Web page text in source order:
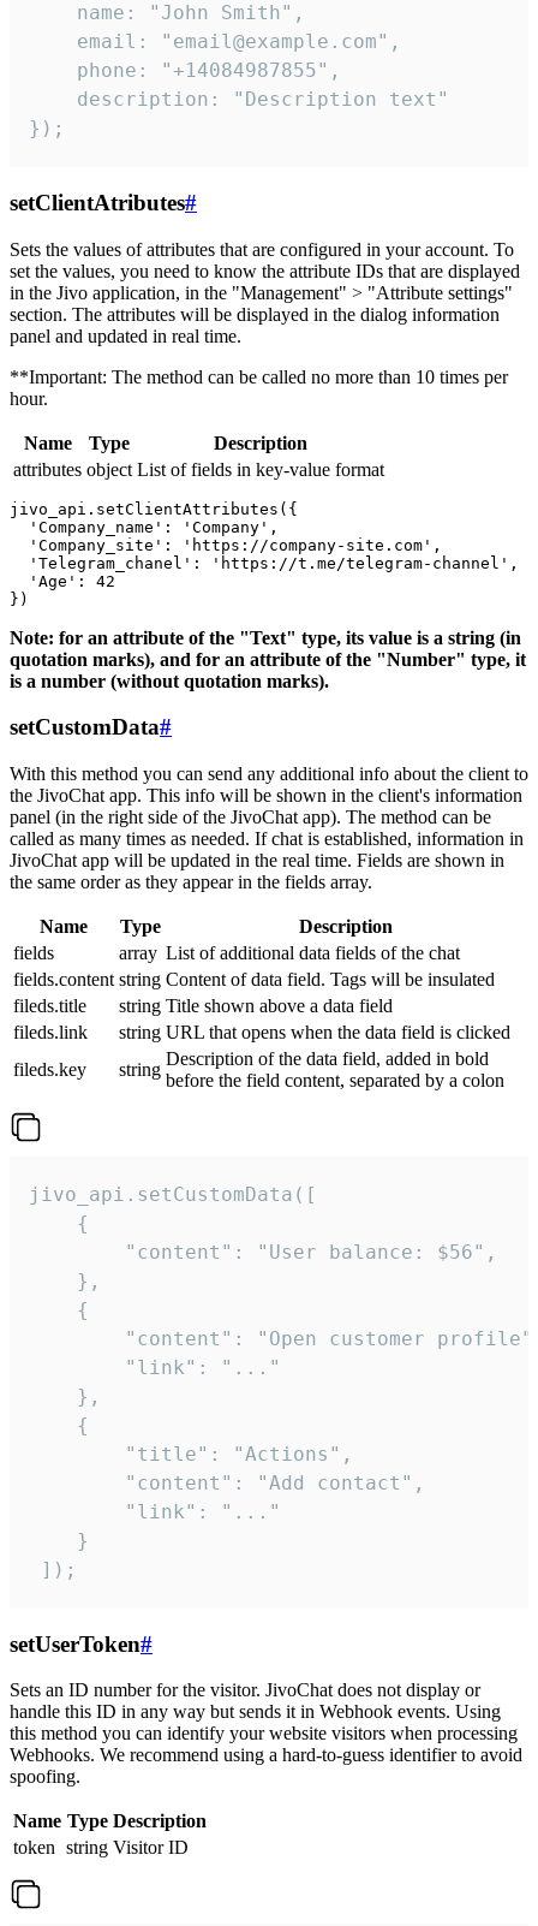
    name: "John Smith",
    email: "email@example.com",
    phone: "+14084987855",
    description: "Description text"
});
setClientAtributes#
Sets the values ​​of attributes that are configured in your account. To
set the values, you need to know the attribute IDs that are displayed
in the Jivo application, in the "Management" > "Attribute settings"
section. The attributes will be displayed in the dialog information
panel and updated in real time.
**Important: The method can be called no more than 10 times per
hour.
Name Type
Description
attributes object List of fields in key-value format
jivo_api.setClientAttributes({
  'Company_name': 'Company',
  'Company_site': 'https://company-site.com',
  'Telegram_chanel': 'https://t.me/telegram-channel',
  'Age': 42
Note: for an attribute of the "Text" type, its value is a string (in
quotation marks), and for an attribute of the "Number" type, it
is a number (without quotation marks).
setCustomData#
With this method you can send any additional info about the client to
the JivoChat app. This info will be shown in the client's information
panel (in the right side of the JivoChat app). The method can be
called as many times as needed. If chat is established, information in
JivoChat app will be updated in the real time. Fields are shown in
the same order as they appear in the fields array.
Name Type
Description
fields
array List of additional data fields of the chat
fields.content string Content of data field. Tags will be insulated
fileds.title
string Title shown above a data field
fileds.link
string URL that opens when the data field is clicked
fileds.key
string
Description of the data field, added in bold
before the field content, separated by a colon
jivo_api.setCustomData([
    {
        "content": "User balance: $56",
    },
    {
"content": "Open customer
        "link": "..."
    },
    {
        "title": "Actions",
        "content": "Add contact",
        "link": "..."
    }
]);
setUserToken#
Sets an ID number for the visitor. JivoChat does not display or
handle this ID in any way but sends it in Webhook events. Using
this method you can identify your website visitors when processing
Webhooks. We recommend using a hard-to-guess identifier to avoid
spoofing.
Name Type Description
token string Visitor ID